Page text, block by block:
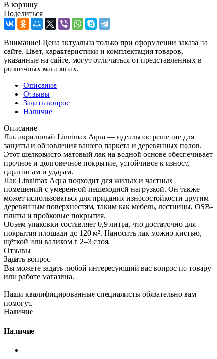
В корзину
Поделиться
Внимание! Цена актуальна только при оформлении заказа на
сайте. Цвет, характеристики и комплектация товаров,
указанные на сайте, могут отличаться от представленных в
розничных магазинах.
Описание
Отзывы
Задать вопрос
Наличие
Описание
Лак акриловый Linnimax Aqua — идеальное решение для
защиты и обновления вашего паркета и деревянных полов.
Этот шелковисто-матовый лак на водной основе обеспечивает
прочное и долговечное покрытие, устойчивое к износу,
царапинам и ударам.
Лак Linnimax Aqua подходит для жилых и частных
помещений с умеренной пешеходной нагрузкой. Он также
может использоваться для придания износостойкости другим
деревянным поверхностям, таким как мебель, лестницы, OSB-
плиты и пробковые покрытия.
Объём упаковки составляет 0,9 литра, что достаточно для
покрытия площади до 120 м². Наносить лак можно кистью,
щёткой или валиком в 2–3 слоя.
Отзывы
Задать вопрос
Вы можете задать любой интересующий вас вопрос по товару
или работе магазина.
Наши квалифицированные специалисты обязательно вам
помогут.
Наличие
Наличие